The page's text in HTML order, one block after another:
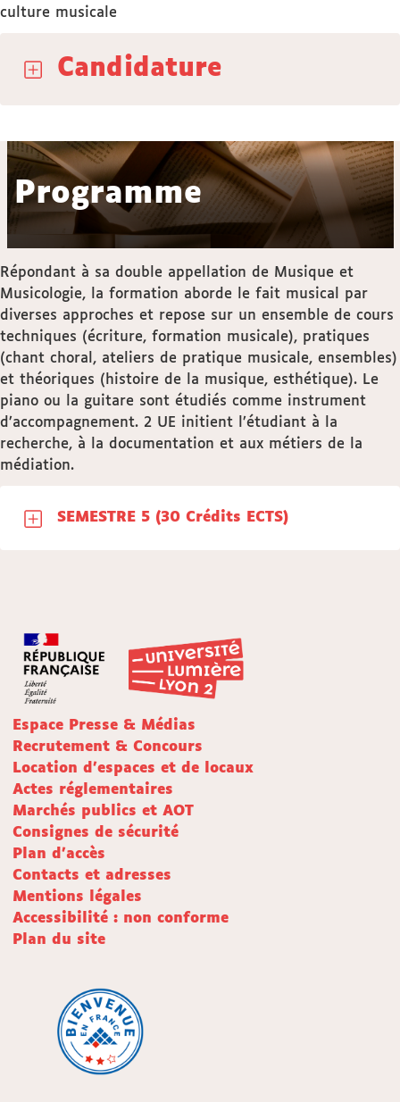
culture musicale
Candidature
Programme
Répondant à sa double appellation de Musique et
Musicologie, la formation aborde le fait musical par
diverses approches et repose sur un ensemble de cours
techniques (écriture, formation musicale), pratiques
(chant choral, ateliers de pratique musicale, ensembles)
et théoriques (histoire de la musique, esthétique). Le
piano ou la guitare sont étudiés comme instrument
d’accompagnement. 2 UE initient l’étudiant à la
recherche, à la documentation et aux métiers de la
médiation.
SEMESTRE 5 (30 Crédits ECTS)
Espace Presse & Médias
Recrutement & Concours
Location d'espaces et de locaux
Actes réglementaires
Marchés publics et AOT
Consignes de sécurité
Plan d'accès
Contacts et adresses
Mentions légales
Accessibilité : non conforme
Plan du site